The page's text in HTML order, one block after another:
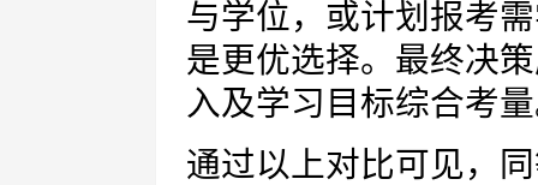
与学位，或计划报考
是更优选择。最终决
入及学习目标综合考
通过以上对比可见，